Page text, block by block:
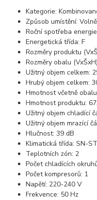
Kategorie:
Způsob umístění:
Roční spotřeba
Energetická třída: F
Rozměry produktu
Rozměry obalu
Užitný objem celkem:
Hrubý objem celkem:
Hmotnost včetně
Hmotnost produktu:
Užitný objem chladící
Užitný objem mrazící
Hlučnost: 39 dB
Klimatická třída: SN-ST
Teplotních zón: 2
Počet chladících
Počet kompresorů: 1
Napětí: 220-240 V
Frekvence: 50 Hz